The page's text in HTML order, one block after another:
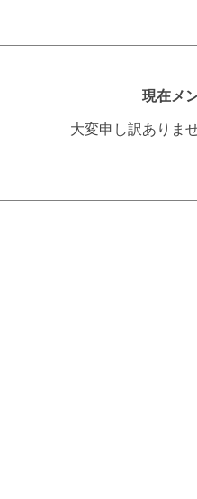
現在メ
大変申し訳ありま